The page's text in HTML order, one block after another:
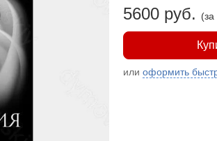
5600 руб. (за
илиоформить